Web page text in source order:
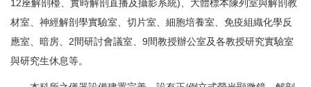
12座解剖檯、實時解剖直播及攝影系統)、大體標本陳列室與解剖教
材室、神經解剖學實驗室、切片室、細胞培養室、免疫組織化學反
應室、暗房、2間研討會議室、9間教授辦公室及各教授研究實驗室
與研究生休息等。